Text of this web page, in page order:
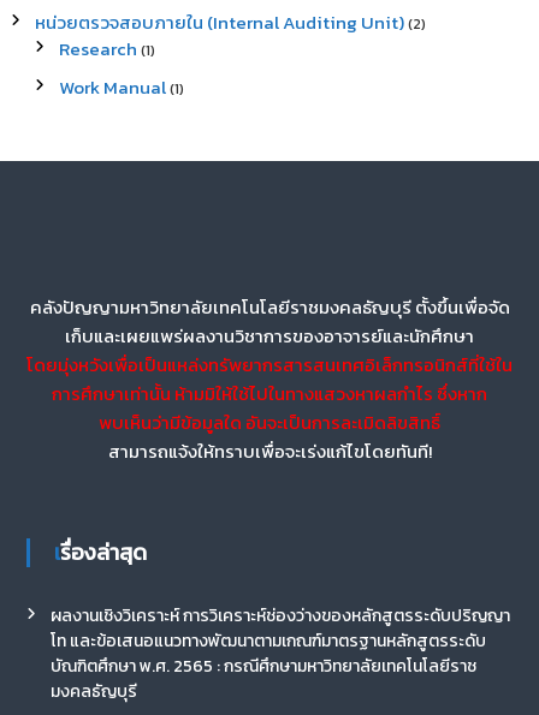
หน่วยตรวจสอบภายใน (Internal Auditing Unit)(2)
Research (1)
Work Manual(1)
คลังปัญญามหาวิทยาลัยเทคโนโลยีราชมงคลธัญบุรี ตั้งขึ้นเพื่อจัด
เก็บและเผยแพร่ผลงานวิชาการของอาจารย์และนักศึกษา
โดยมุ่งหวังเพื่อเป็นแหล่งทรัพยากรสารสนเทศอิเล็กทรอนิกส์ที่ใช้ใน
การศึกษาเท่านั้น ห้ามมิให้ใช้ไปในทางแสวงหาผลกำไร ซึ่งหาก
พบเห็นว่ามีข้อมูลใด อันจะเป็นการละเมิดลิขสิทธิ์
สามารถแจ้งให้ทราบเพื่อจะเร่งแก้ไขโดยทันที!
เรื่องล่าสุด
ผลงานเชิงวิเคราะห์ การวิเคราะห์ช่องว่างของหลักสูตรระดับปริญญา
โท และข้อเสนอแนวทางพัฒนาตามเกณฑ์มาตรฐานหลักสูตรระดับ
บัณฑิตศึกษา พ.ศ. 2565 : กรณีศึกษามหาวิทยาลัยเทคโนโลยีราช
มงคลธัญบุรี